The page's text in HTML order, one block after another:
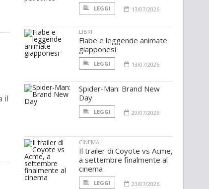
il
LEGGI 13/07/2026
LIBRI
Fiabe e leggende animate
giapponesi
LEGGI 13/07/2026
Spider-Man: Brand New
Day
LEGGI 29/07/2026
CINEMA
Il trailer di Coyote vs Acme,
a settembre finalmente al
cinema
LEGGI 23/07/2026